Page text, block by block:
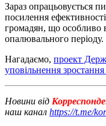
Зараз опрацьовується
посилення
громадян, що особливо
опалювального періоду.
Нагадаємо, проект
уповільнення зростання
Новини від
наш канал https://t.me/